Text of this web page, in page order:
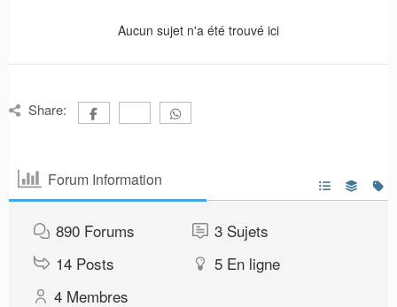
Aucun sujet n'a été trouvé ici
Share:
Forum Information
890 Forums 3 Sujets
14 Posts 5 En ligne
4 Membres